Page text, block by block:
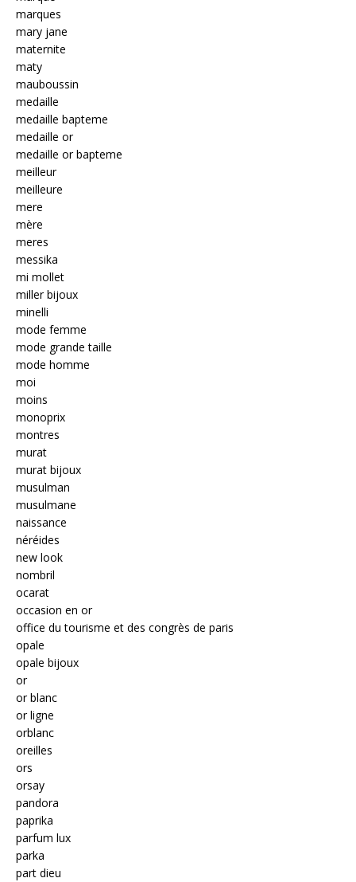
marques
mary jane
maternite
maty
mauboussin
medaille
medaille bapteme
medaille or
medaille or bapteme
meilleur
meilleure
mere
mère
meres
messika
mi mollet
miller bijoux
minelli
mode femme
mode grande taille
mode homme
moi
moins
monoprix
montres
murat
murat bijoux
musulman
musulmane
naissance
néréides
new look
nombril
ocarat
occasion en or
office du tourisme et des congrès de paris
opale
opale bijoux
or
or blanc
or ligne
orblanc
oreilles
ors
orsay
pandora
paprika
parfum lux
parka
part dieu